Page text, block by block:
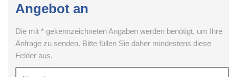
Angebot an
Die mit * gekennzeichneten Angaben werden benötigt, um Ihre
Anfrage zu senden. Bitte füllen Sie daher mindestens diese
Felder aus.